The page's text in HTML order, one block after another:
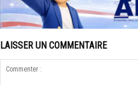
LAISSER UN COMMENTAIRE